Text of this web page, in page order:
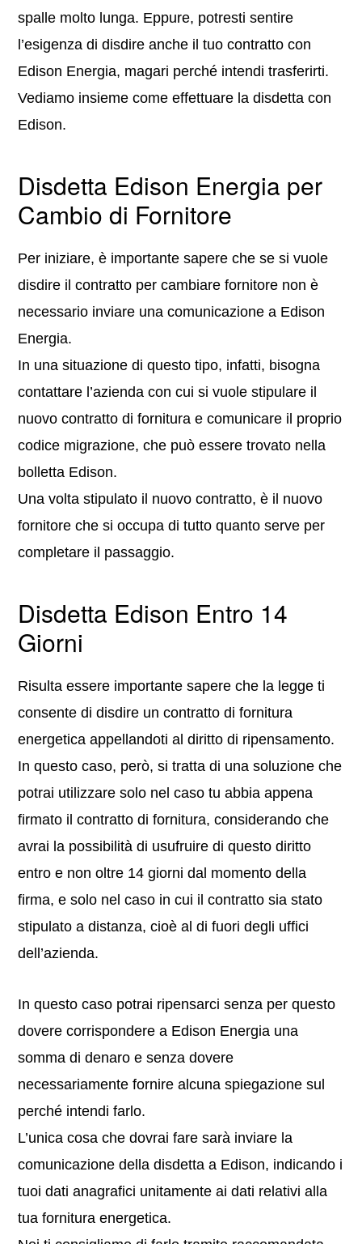
spalle molto lunga. Eppure, potresti sentire
l’esigenza di disdire anche il tuo contratto con
Edison Energia, magari perché intendi trasferirti.
Vediamo insieme come effettuare la disdetta con
Edison.
Disdetta Edison Energia per
Cambio di Fornitore
Per iniziare, è importante sapere che se si vuole
disdire il contratto per cambiare fornitore non è
necessario inviare una comunicazione a Edison
Energia.
In una situazione di questo tipo, infatti, bisogna
contattare l’azienda con cui si vuole stipulare il
nuovo contratto di fornitura e comunicare il proprio
codice migrazione, che può essere trovato nella
bolletta Edison.
Una volta stipulato il nuovo contratto, è il nuovo
fornitore che si occupa di tutto quanto serve per
completare il passaggio.
Disdetta Edison Entro 14
Giorni
Risulta essere importante sapere che la legge ti
consente di disdire un contratto di fornitura
energetica appellandoti al diritto di ripensamento.
In questo caso, però, si tratta di una soluzione che
potrai utilizzare solo nel caso tu abbia appena
firmato il contratto di fornitura, considerando che
avrai la possibilità di usufruire di questo diritto
entro e non oltre 14 giorni dal momento della
firma, e solo nel caso in cui il contratto sia stato
stipulato a distanza, cioè al di fuori degli uffici
dell’azienda.
In questo caso potrai ripensarci senza per questo
dovere corrispondere a Edison Energia una
somma di denaro e senza dovere
necessariamente fornire alcuna spiegazione sul
perché intendi farlo.
L’unica cosa che dovrai fare sarà inviare la
comunicazione della disdetta a Edison, indicando i
tuoi dati anagrafici unitamente ai dati relativi alla
tua fornitura energetica.